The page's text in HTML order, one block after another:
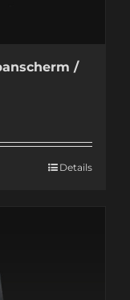
/
Details